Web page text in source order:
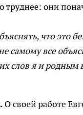
они
что это
самому все
слов я и родным
О своей работе